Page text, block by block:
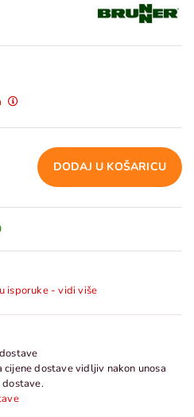
DODAJ U KOŠARICU
isporuke - vidi više
cijene dostave vidljiv nakon unosa
dostave.